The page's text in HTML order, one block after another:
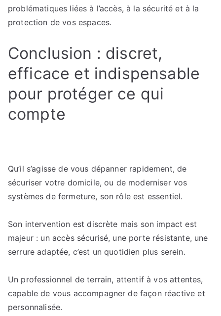
problématiques liées à l’accès, à la sécurité et à la
protection de vos espaces.
Conclusion : discret,
efficace et indispensable
pour protéger ce qui
compte
Qu’il s’agisse de vous dépanner rapidement, de
sécuriser votre domicile, ou de moderniser vos
systèmes de fermeture, son rôle est essentiel.
Son intervention est discrète mais son impact est
majeur : un accès sécurisé, une porte résistante, une
serrure adaptée, c’est un quotidien plus serein.
Un professionnel de terrain, attentif à vos attentes,
capable de vous accompagner de façon réactive et
personnalisée.